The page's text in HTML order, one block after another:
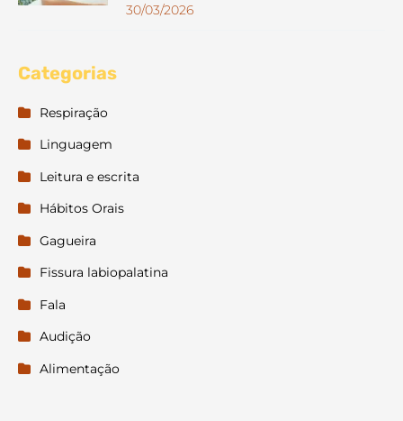
30/03/2026
Categorias
Respiração
Linguagem
Leitura e escrita
Hábitos Orais
Gagueira
Fissura labiopalatina
Fala
Audição
Alimentação